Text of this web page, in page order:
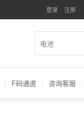
登录 注册
F码通道 咨询客服